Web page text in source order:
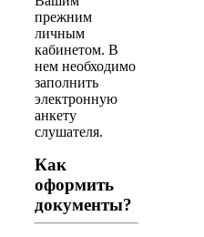
прежним
личным
кабинетом. В
нем необходимо
заполнить
электронную
анкету
слушателя.
Как
оформить
документы?